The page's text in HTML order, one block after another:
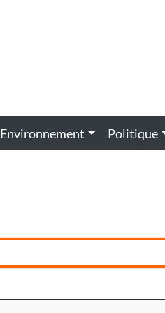
Environnement Politique